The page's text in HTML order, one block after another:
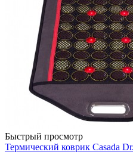
Быстрый просмотр
Термический коврик Casada